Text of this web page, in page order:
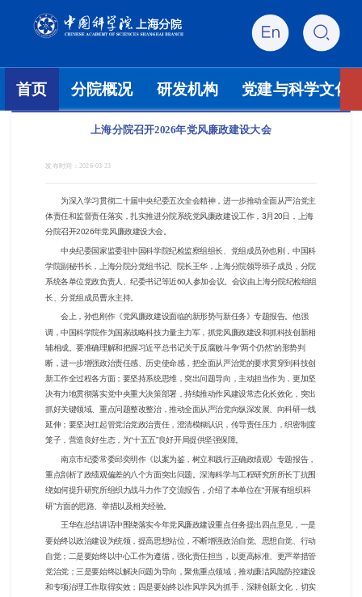
首页 分院概况 研发机构 党建与科学文化
上海分院召开2026年党风廉政建设大会
发布时间： 2026-03-23
为深入学习贯彻二十届中央纪委五次全会精神，进一步推动全面从严治党主
体责任和监督责任落实，扎实推进分院系统党风廉政建设工作，3月20日，上海
分院召开2026年党风廉政建设大会。
中央纪委国家监委驻中国科学院纪检监察组组长、党组成员孙也刚，中国科
学院副秘书长，上海分院分党组书记、院长王华，上海分院领导班子成员，分院
系统各单位党政负责人、纪委书记等近60人参加会议。会议由上海分院纪检组组
长、分党组成员曹永主持。
会上，孙也刚作《党风廉政建设面临的新形势与新任务》专题报告。他强
调，中国科学院作为国家战略科技力量主力军，抓党风廉政建设和抓科技创新相
辅相成。要准确理解和把握习近平总书记关于反腐败斗争“两个仍然”的形势判
断，进一步增强政治责任感、历史使命感，把全面从严治党的要求贯穿到科技创
新工作全过程各方面；要坚持系统思维，突出问题导向，主动担当作为，更加坚
决有力地贯彻落实党中央重大决策部署，持续推动作风建设常态化长效化，突出
抓好关键领域、重点问题整改整治，推动全面从严治党向纵深发展、向科研一线
延伸；要坚决扛起管党治党政治责任，澄清模糊认识，传导责任压力，织密制度
笼子，营造良好生态，为“十五五”良好开局提供坚强保障。
南京市纪委常委邱奕明作《以案为鉴，树立和践行正确政绩观》专题报告，
重点剖析了政绩观偏差的八个方面突出问题。深海科学与工程研究所所长丁抗围
绕如何提升研究所组织力战斗力作了交流报告，介绍了本单位在“开展有组织科
研”方面的思路、举措以及相关经验。
王华在总结讲话中围绕落实今年党风廉政建设重点任务提出四点意见，一是
要始终以政治建设为统领，提高思想站位，不断增强政治自觉、思想自觉、行动
自觉；二是要始终以中心工作为遵循，强化责任担当，以更高标准、更严举措管
党治党；三是要始终以解决问题为导向，聚焦重点领域，推动廉洁风险防控建设
和专项治理工作取得实效；四是要始终以作风学风为抓手，深耕创新文化，切实